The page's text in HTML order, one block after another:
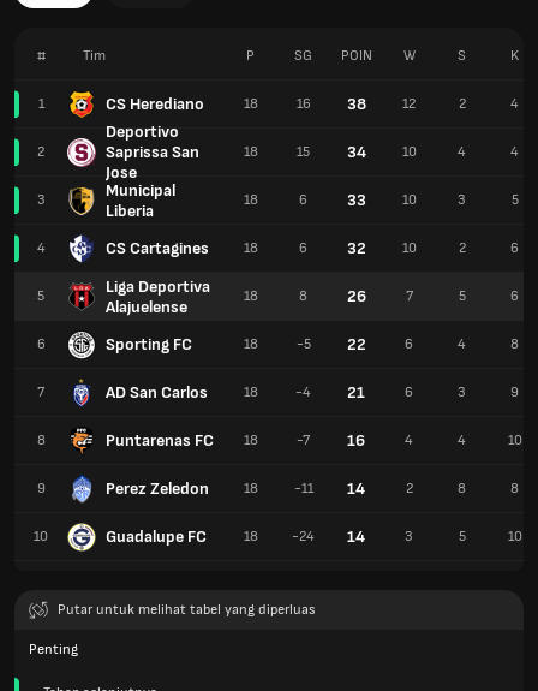
# Tim
1 CS Herediano
2
Deportivo
Saprissa San
Jose
3
Municipal
Liberia
4 CS Cartagines
5
Liga Deportiva
Alajuelense
6 Sporting FC
7 AD San Carlos
8 Puntarenas FC
9 Perez Zeledon
10 Guadalupe FC
P SG POIN W S K
18 16 38 12 2 4
18 15 34 10 4 4
18 6 33 10 3 5
18 6 32 10 2 6
18 8 26 7 5 6
18 -5 22 6 4 8
18 -4 21 6 3 9
18 -7 16 4 4 10
18 -11 14 2 8 8
18 -24 14 3 5 10
Putar untuk melihat tabel yang diperluas
Penting